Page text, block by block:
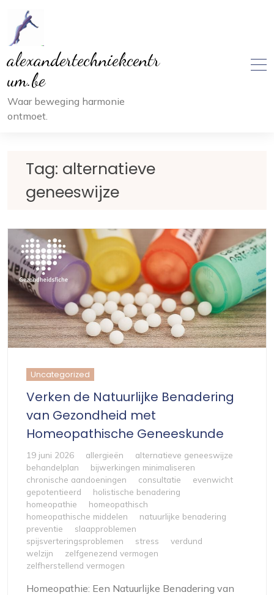
inhoud
alexandertechniekcentr
um.be
Waar beweging harmonie
ontmoet.
Tag: alternatieve
geneeswijze
Uncategorized
Verken de Natuurlijke Benadering
van Gezondheid met
Homeopathische Geneeskunde
19 juni 2026 allergieën
alternatieve geneeswijze
behandelplan
bijwerkingen minimaliseren
chronische aandoeningen
consultatie
evenwicht
gepotentieerd
holistische benadering
homeopathie
homeopathisch
homeopathische middelen
natuurlijke benadering
preventie
slaapproblemen
spijsverteringsproblemen
stress
verdund
welzijn
zelfgenezend vermogen
zelfherstellend vermogen
Homeopathie: Een Natuurlijke Benadering van